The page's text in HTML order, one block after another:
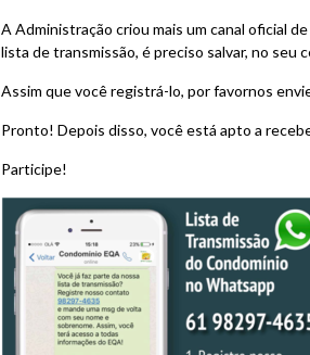
A Administração criou mais um canal oficial
lista de transmissão, é preciso salvar, no seu
Assim que você registrá-lo, por favornos
Pronto! Depois disso, você está apto a
Participe!